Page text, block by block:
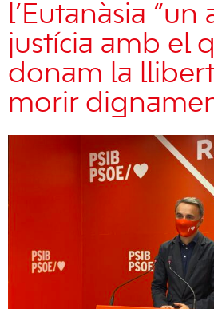
l’Eutanàsia “un
justícia amb el
donam la
morir